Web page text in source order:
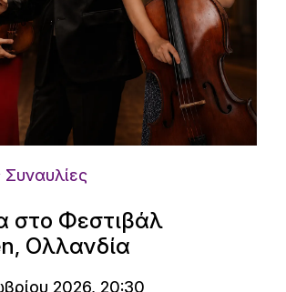
στο Φεστιβάλ
Ολλανδία
2026, 20:30